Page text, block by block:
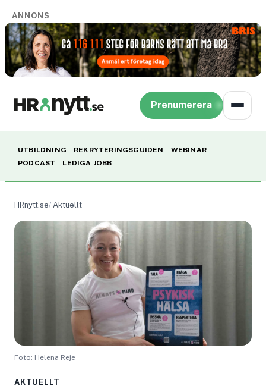
ANNONS
Prenumerera
UTBILDNING REKRYTERINGSGUIDEN
WEBINAR
PODCAST
LEDIGA JOBB
HRnytt.se Aktuellt
Foto: Helena Reje
AKTUELLT